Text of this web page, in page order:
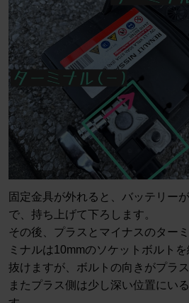
固定金具が外れると、バッテリー
で、持ち上げて下ろします。
その後、プラスとマイナスのター
ミナルは10mmのソケットボルト
抜けますが、ボルトの向きがプラ
またプラス側は少し深い位置にい